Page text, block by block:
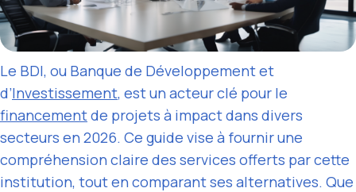
Le BDI, ou Banque de Développement et
d’Investissement, est un acteur clé pour le
financementde projets à impact dans divers
secteurs en 2026. Ce guide vise à fournir une
compréhension claire des services offerts par cette
institution, tout en comparant ses alternatives. Que